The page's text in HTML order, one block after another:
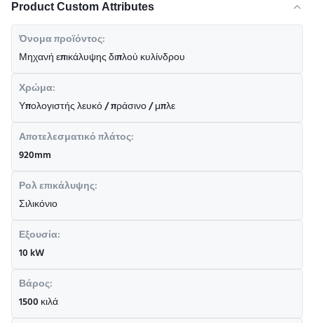
Product Custom Attributes
Όνομα προϊόντος:
Μηχανή επικάλυψης διπλού κυλίνδρου
Χρώμα:
Υπολογιστής λευκό / πράσινο / μπλε
Αποτελεσματικό πλάτος:
920mm
Ρολ επικάλυψης:
Σιλικόνιο
Εξουσία:
10 kW
Βάρος:
1500 κιλά